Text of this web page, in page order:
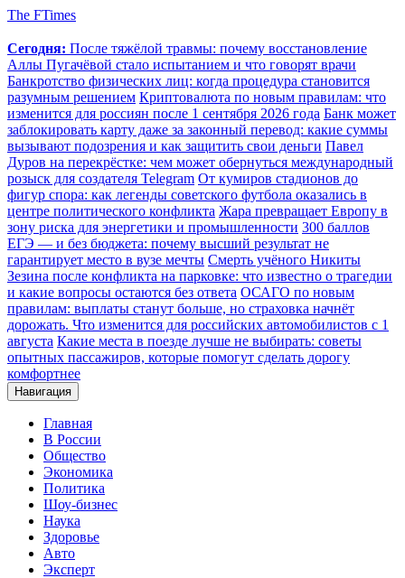
The FTimes
Сегодня: После тяжёлой травмы: почему восстановление
Аллы Пугачёвой стало испытанием и что говорят врачи
Банкротство физических лиц: когда процедура становится
разумным решением Криптовалюта по новым правилам: что
изменится для россиян после 1 сентября 2026 года Банк может
заблокировать карту даже за законный перевод: какие суммы
вызывают подозрения и как защитить свои деньги Павел
Дуров на перекрёстке: чем может обернуться международный
розыск для создателя Telegram От кумиров стадионов до
фигур спора: как легенды советского футбола оказались в
центре политического конфликта Жара превращает Европу в
зону риска для энергетики и промышленности 300 баллов
ЕГЭ — и без бюджета: почему высший результат не
гарантирует место в вузе мечты Смерть учёного Никиты
Зезина после конфликта на парковке: что известно о трагедии
и какие вопросы остаются без ответа ОСАГО по новым
правилам: выплаты станут больше, но страховка начнёт
дорожать. Что изменится для российских автомобилистов с 1
августа Какие места в поезде лучше не выбирать: советы
опытных пассажиров, которые помогут сделать дорогу
комфортнее
Навигация
Главная
В России
Общество
Экономика
Политика
Шоу-бизнес
Наука
Здоровье
Авто
Эксперт